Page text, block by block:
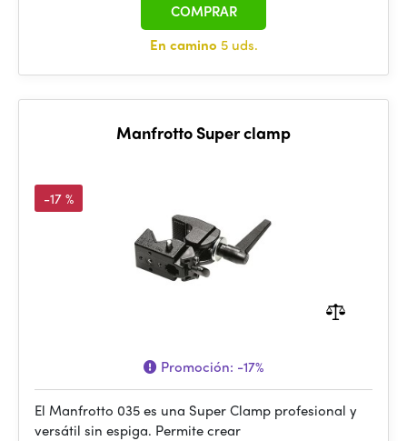
En camino 5 uds.
COMPRAR
Manfrotto Super clamp
-17 %
Promoción: -17%
El Manfrotto 035 es una Super Clamp profesional y
versátil sin espiga. Permite crear